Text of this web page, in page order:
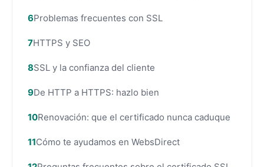
Problemas frecuentes con SSL
HTTPS y SEO
SSL y la confianza del cliente
De HTTP a HTTPS: hazlo bien
Renovación: que el certificado nunca caduque
Cómo te ayudamos en WebsDirect